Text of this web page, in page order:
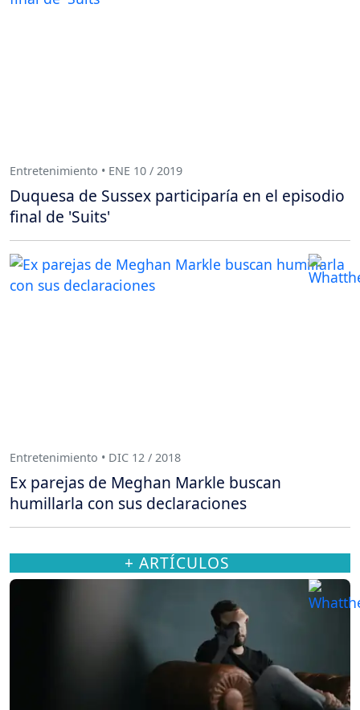
Entretenimiento • ENE 10 / 2019
Duquesa de Sussex participaría en el episodio
final de 'Suits'
Entretenimiento • DIC 12 / 2018
Ex parejas de Meghan Markle buscan
humillarla con sus declaraciones
+ ARTÍCULOS